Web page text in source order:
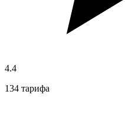
4.4
134 тарифа